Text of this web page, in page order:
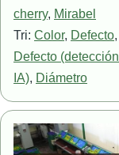
cherry, Mirabel
Tri: Color, Defecto,
Defecto
IA), Diámetro
Imagen